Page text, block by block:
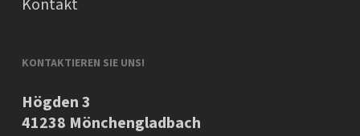
Kontakt
KONTAKTIEREN SIE UNS!
Högden 3
41238 Mönchengladbach